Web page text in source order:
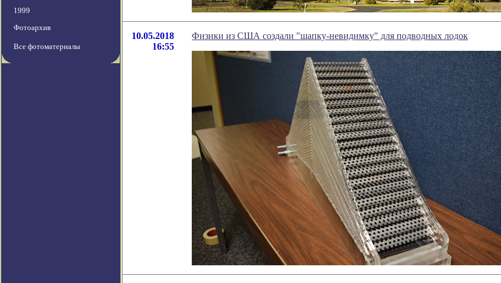
1999
Фотоархив
Все фотоматериалы
10.05.2018
16:55
Физики из США создали "шапку-невидимку" для подводных лодок